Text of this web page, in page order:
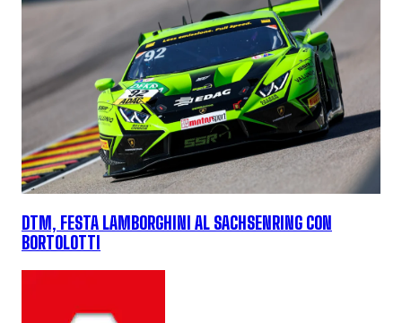
DTM, FESTA LAMBORGHINI AL SACHSENRING CON
BORTOLOTTI